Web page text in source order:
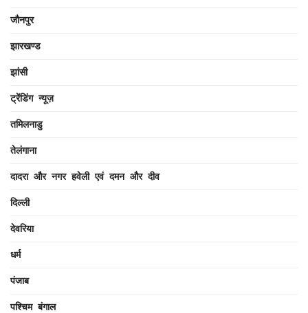
जौनपुर
झारखण्ड
झांसी
ट्रेंडिंग न्यूज़
तमिलनाडु
तेलंगाना
दादरा और नगर हवेली एवं दमन और दीव
दिल्ली
देवरिया
धर्म
पंजाब
पश्चिम बंगाल